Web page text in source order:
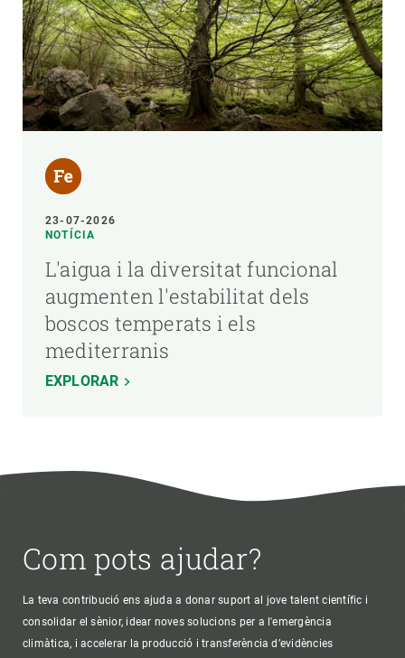
23-07-2026
NOTÍCIA
L'aigua i la diversitat funcional
augmenten l'estabilitat dels
boscos temperats i els
mediterranis
EXPLORAR
Com pots ajudar?
La teva contribució ens ajuda a donar suport al jove talent científic i
consolidar el sènior, idear noves solucions per a l'emergència
climàtica, i accelerar la producció i transferència d’evidències